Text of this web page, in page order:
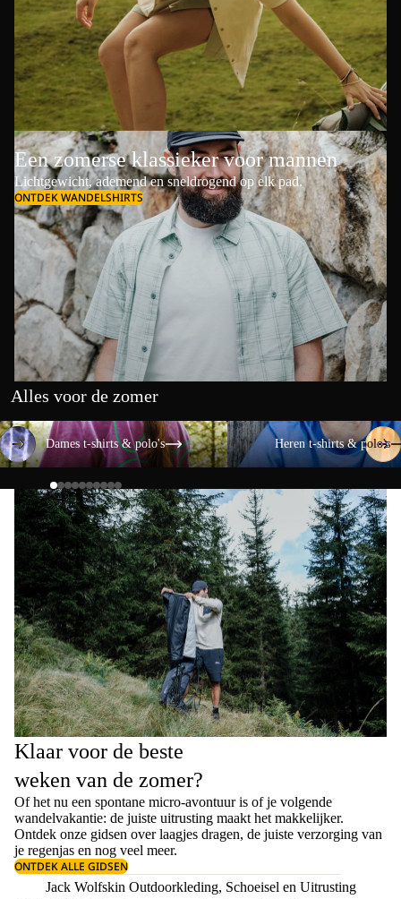
Een zomerse klassieker voor mannen
Lichtgewicht, ademend en sneldrogend op elk pad.
ONTDEK WANDELSHIRTS
Alles voor de zomer
Dames t-shirts & polo's
Dames t-shirts & polo's
Heren t-shirts & polo's
Heren t-shirts & polo's
Klaar voor de beste
weken van de zomer?
Of het nu een spontane micro-avontuur is of je volgende
wandelvakantie: de juiste uitrusting maakt het makkelijker.
Ontdek onze gidsen overlaagjes dragen, de juiste verzorging van
je regenjas en nog veel meer.
ONTDEK ALLE GIDSEN
Jack Wolfskin Outdoorkleding, Schoeisel en Uitrusting